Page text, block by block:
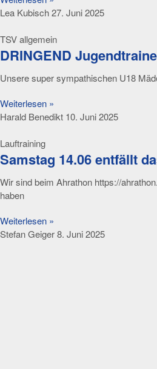
Lea Kubisch27. Juni 2025
TSV allgemein
DRINGEND
Unsere super sympathischen U18
Weiterlesen »
Harald Benedikt 10. Juni 2025
Lauftraining
Samstag 14.06 entfällt
Wir sind beim Ahrathon https://
haben
Weiterlesen »
Stefan Geiger8. Juni 2025